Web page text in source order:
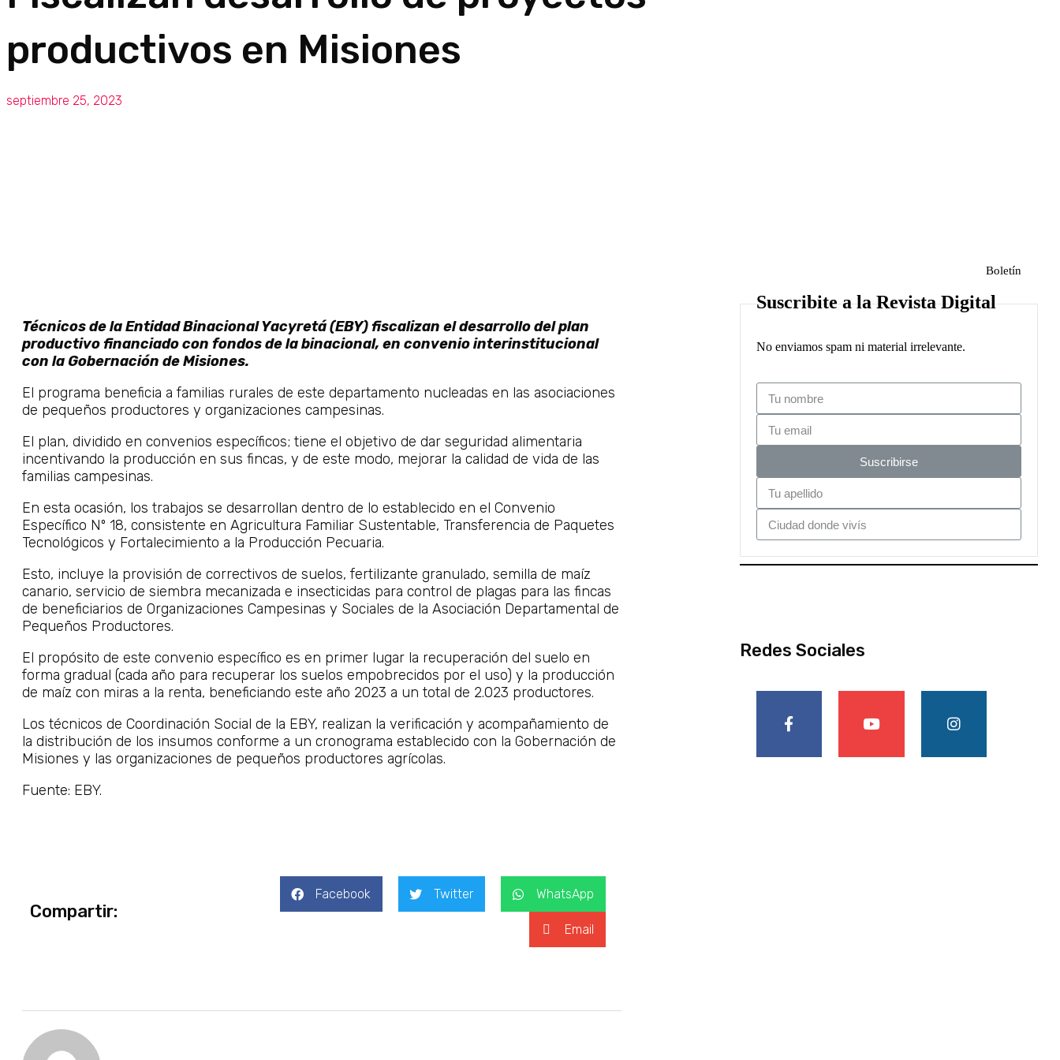
productivos en Misiones
septiembre 25, 2023
Técnicos de la Entidad Binacional Yacyretá (EBY) fiscalizan el desarrollo del plan
productivo financiado con fondos de la binacional, en convenio interinstitucional
con la Gobernación de Misiones.
El programa beneficia a familias rurales de este departamento nucleadas en las asociaciones
de pequeños productores y organizaciones campesinas.
El plan, dividido en convenios específicos; tiene el objetivo de dar seguridad alimentaria
incentivando la producción en sus fincas, y de este modo, mejorar la calidad de vida de las
familias campesinas.
En esta ocasión, los trabajos se desarrollan dentro de lo establecido en el Convenio
Específico Nº 18, consistente en Agricultura Familiar Sustentable, Transferencia de Paquetes
Tecnológicos y Fortalecimiento a la Producción Pecuaria.
Esto, incluye la provisión de correctivos de suelos, fertilizante granulado, semilla de maíz
canario, servicio de siembra mecanizada e insecticidas para control de plagas para las fincas
de beneficiarios de Organizaciones Campesinas y Sociales de la Asociación Departamental de
Pequeños Productores.
El propósito de este convenio específico es en primer lugar la recuperación del suelo en
forma gradual (cada año para recuperar los suelos empobrecidos por el uso) y la producción
de maíz con miras a la renta, beneficiando este año 2023 a un total de 2.023 productores.
Los técnicos de Coordinación Social de la EBY, realizan la verificación y acompañamiento de
la distribución de los insumos conforme a un cronograma establecido con la Gobernación de
Misiones y las organizaciones de pequeños productores agrícolas.
Fuente: EBY.
Compartir:
Facebook Twitter WhatsApp
Email
Boletín
Suscribite a la Revista Digital
No enviamos spam ni material irrelevante.
Suscribirse
Redes Sociales